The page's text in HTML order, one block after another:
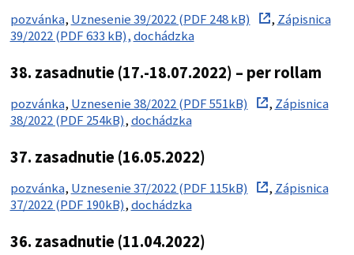
pozvánka, Uznesenie 39/2022 (PDF 248 kB) , Zápisnica
39/2022 (PDF 633 kB),dochádzka
38. zasadnutie (17.-18.07.2022) – per rollam
pozvánka, Uznesenie 38/2022 (PDF 551kB) , Zápisnica
38/2022 (PDF 254kB),dochádzka
37. zasadnutie (16.05.2022)
pozvánka, Uznesenie 37/2022 (PDF 115kB) , Zápisnica
37/2022 (PDF 190kB),dochádzka
36. zasadnutie (11.04.2022)